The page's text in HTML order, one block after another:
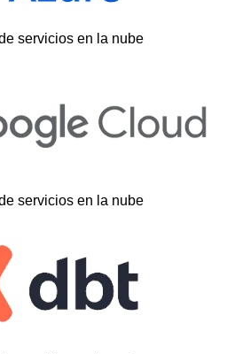
servicios en la nube
servicios en la nube